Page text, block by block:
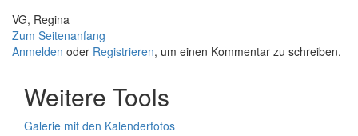
VG, Regina
Zum Seitenanfang
Anmelden oder Registrieren, um einen Kommentar zu schreiben.
Weitere Tools
Galerie mit den Kalenderfotos